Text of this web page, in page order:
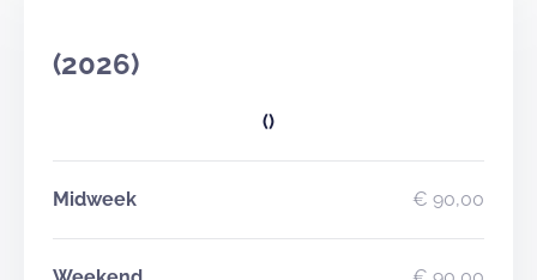
(2026)
()
Midweek € 90,00